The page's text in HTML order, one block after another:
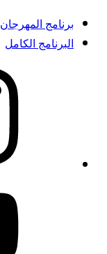
برنامج المهرجان
البرنامج الكامل